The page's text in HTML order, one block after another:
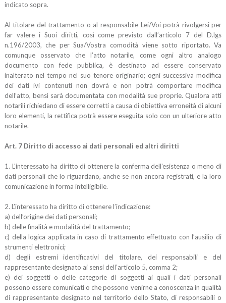
indicato sopra.
Al titolare del trattamento o al responsabile Lei/Voi potrà rivolgersi per
far valere i Suoi diritti, così come previsto dall’articolo 7 del D.lgs
n.196/2003, che per Sua/Vostra comodità viene sotto riportato. Va
comunque osservato che l’atto notarile, come ogni altro analogo
documento con fede pubblica, è destinato ad essere conservato
inalterato nel tempo nel suo tenore originario; ogni successiva modifica
dei dati ivi contenuti non dovrà e non potrà comportare modifica
dell’atto, bensì sarà documentata con modalità sue proprie. Qualora atti
notarili richiedano di essere corretti a causa di obiettiva erroneità di alcuni
loro elementi, la rettifica potrà essere eseguita solo con un ulteriore atto
notarile.
Art. 7 Diritto di accesso ai dati personali ed altri diritti
1. L'interessato ha diritto di ottenere la conferma dell'esistenza o meno di
dati personali che lo riguardano, anche se non ancora registrati, e la loro
comunicazione in forma intelligibile.
2. L’interessato ha diritto di ottenere l’indicazione:
a) dell’origine dei dati personali;
b) delle finalità e modalità del trattamento;
c) della logica applicata in caso di trattamento effettuato con l’ausilio di
strumenti elettronici;
d) degli estremi identificativi del titolare, dei responsabili e del
rappresentante designato ai sensi dell’articolo 5, comma 2;
e) dei soggetti o delle categorie di soggetti ai quali i dati personali
possono essere comunicati o che possono venirne a conoscenza in qualità
di rappresentante designato nel territorio dello Stato, di responsabili o